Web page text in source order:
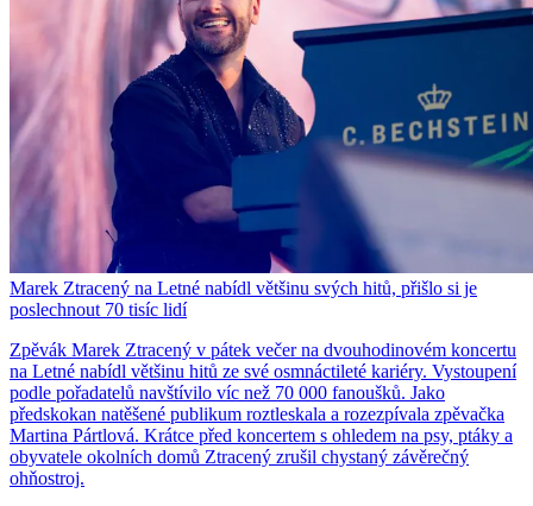
Marek Ztracený na Letné nabídl většinu svých hitů, přišlo si je
poslechnout 70 tisíc lidí
Zpěvák Marek Ztracený v pátek večer na dvouhodinovém koncertu
na Letné nabídl většinu hitů ze své osmnáctileté kariéry. Vystoupení
podle pořadatelů navštívilo víc než 70 000 fanoušků. Jako
předskokan natěšené publikum roztleskala a rozezpívala zpěvačka
Martina Pártlová. Krátce před koncertem s ohledem na psy, ptáky a
obyvatele okolních domů Ztracený zrušil chystaný závěrečný
ohňostroj.